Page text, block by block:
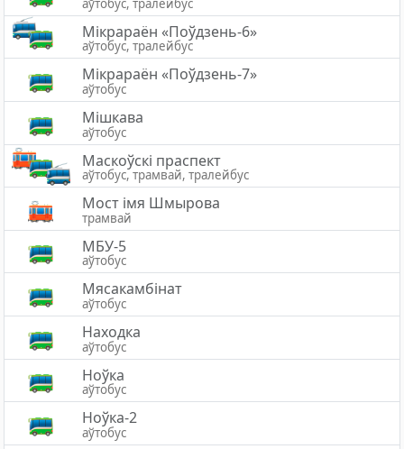
аўтобус, тралейбус
Мікрараён «Поўдзень-6»
аўтобус, тралейбус
Мікрараён «Поўдзень-7»
аўтобус
Мішкава
аўтобус
Маскоўскі праспект
аўтобус, трамвай, тралейбус
Мост імя Шмырова
трамвай
МБУ-5
аўтобус
Мясакамбінат
аўтобус
Находка
аўтобус
Ноўка
аўтобус
Ноўка-2
аўтобус